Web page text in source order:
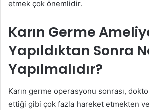
etmek çok önemlidir.
Karın Germe
Yapıldıktan Sonra
Yapılmalıdır?
Karın germe operasyonu sonrası,
ettiği gibi çok fazla hareket etmekten